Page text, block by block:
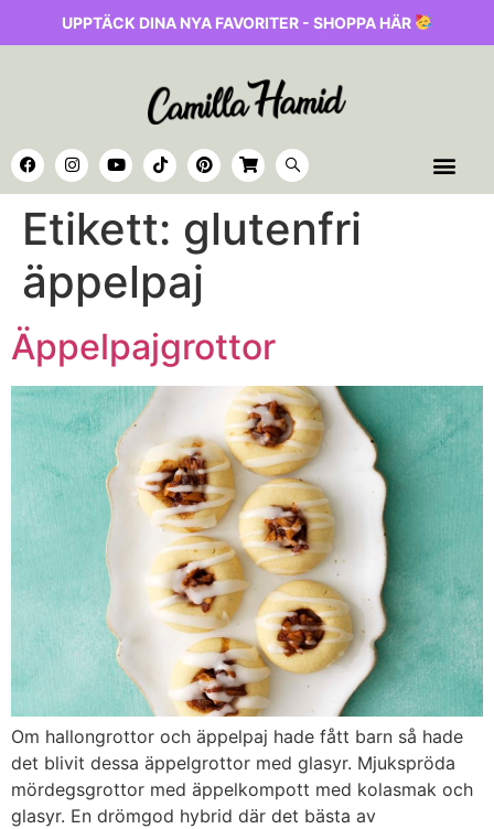
UPPTÄCK DINA NYA FAVORITER - SHOPPA HÄR
Etikett: glutenfri
äppelpaj
Äppelpajgrottor
Om hallongrottor och äppelpaj hade fått barn så hade
det blivit dessa äppelgrottor med glasyr. Mjukspröda
mördegsgrottor med äppelkompott med kolasmak och
glasyr. En drömgod hybrid där det bästa av